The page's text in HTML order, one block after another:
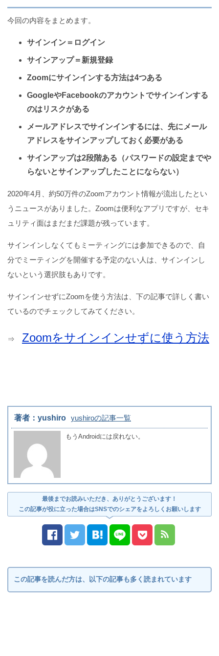
今回の内容をまとめます。
サインイン＝ログイン
サインアップ＝新規登録
Zoomにサインインする方法は4つある
GoogleやFacebookのアカウントでサインインする
のはリスクがある
メールアドレスでサインインするには、先にメール
アドレスをサインアップしておく必要がある
サインアップは2段階ある（パスワードの設定までや
らないとサインアップしたことにならない）
2020年4月、約50万件のZoomアカウント情報が流出したとい
うニュースがありました。Zoomは便利なアプリですが、セキ
ュリティ面はまだまだ課題が残っています。
サインインしなくてもミーティングには参加できるので、自
分でミーティングを開催する予定のない人は、サインインし
ないという選択肢もありです。
サインインせずにZoomを使う方法は、下の記事で詳しく書い
ているのでチェックしてみてください。
⇒ Zoomをサインインせずに使う方法
著者：yushiro yushiroの記事一覧
もうAndroidには戻れない。
最後までお読みいただき、ありがとうございます！
この記事が役に立った場合はSNSでのシェアをよろしくお願いします
この記事を読んだ方は、以下の記事も多く読まれています